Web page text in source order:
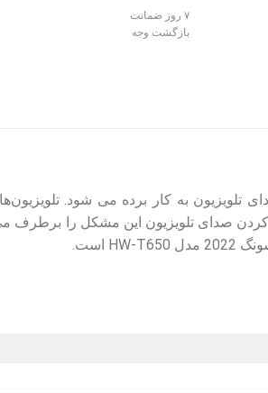
۷ روز ضمانت
بازگشت وجه
به کار برده می شود.
صدای تلویزیون این مشکل را برطرف